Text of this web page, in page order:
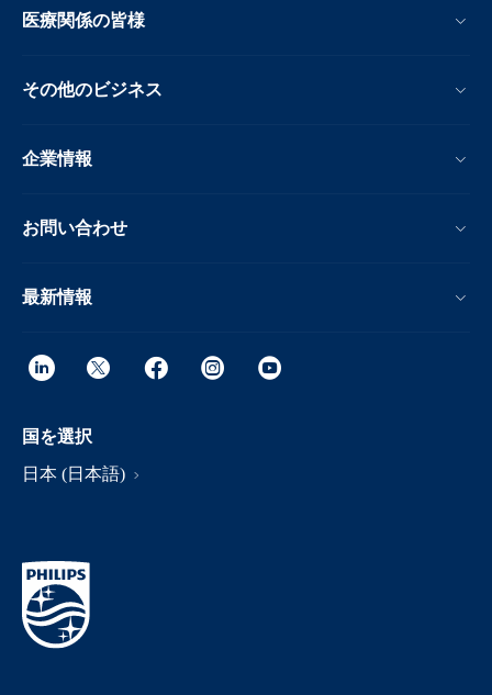
医療関係の皆様
その他のビジネス
企業情報
お問い合わせ
最新情報
国を選択
日本 (日本語)